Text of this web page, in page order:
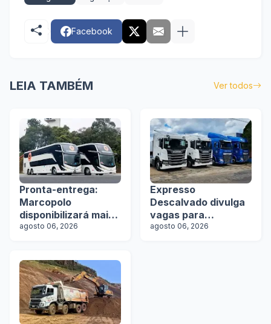
Facebook
LEIA TAMBÉM Ver todos
Pronta-entrega:
Marcopolo
disponibilizará mais
de 100 ônibus para
agosto 06, 2026
Expresso
Descalvado divulga
vagas para
motoristas
agosto 06, 2026